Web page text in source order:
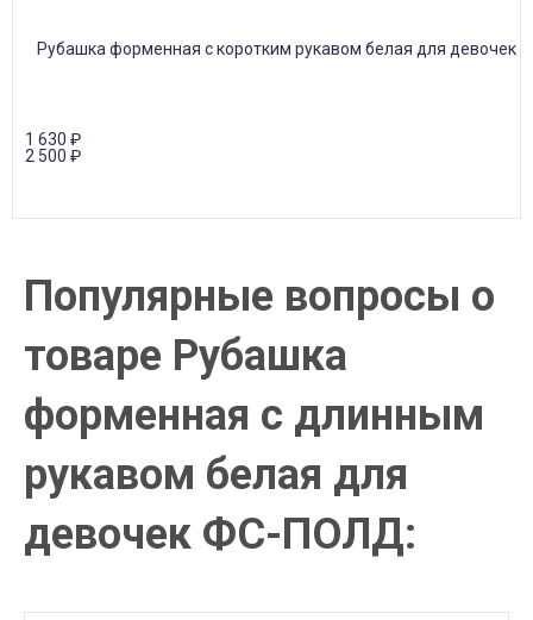
1 630 ₽
2 500 ₽
Популярные вопросы о
товаре Рубашка
форменная с длинным
рукавом белая для
девочек ФС-ПОЛД: